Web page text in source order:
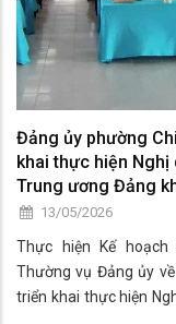
Đảng ủy phường
khai thực hiện Nghị
Trung ương Đảng
13/05/2026
Thực hiện Kế
Thường vụ Đảng ủy
triển khai thực hiện